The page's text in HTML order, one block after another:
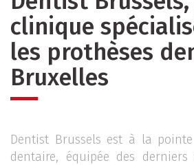
clinique
les prothèses
Bruxelles
Dentist Brussels est à la
dentaire, équipée des